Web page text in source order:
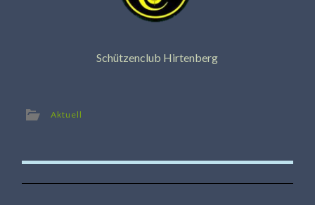
Schützenclub Hirtenberg
Aktuell